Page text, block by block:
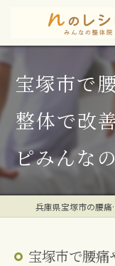
宝塚市で
整体で改
ピみんな
兵庫県宝塚市
宝塚市で腰痛